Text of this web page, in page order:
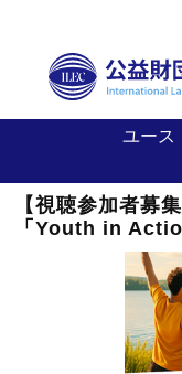
ユース
【視聴参加者募
「Youth in